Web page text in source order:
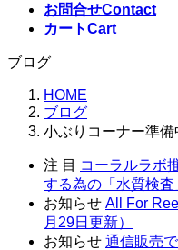
お問合せContact
カートCart
ブログ
HOME
ブログ
小ぶりコーナー準備
注 目 コーラルラボ
する為の「水質検査
お知らせ All For
月29日更新）
お知らせ 通信販売